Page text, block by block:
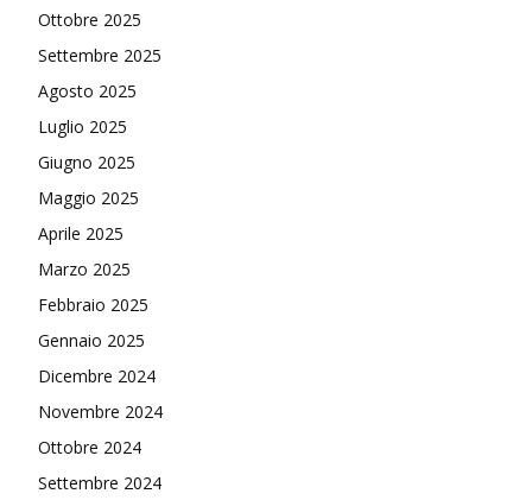
Ottobre 2025
Settembre 2025
Agosto 2025
Luglio 2025
Giugno 2025
Maggio 2025
Aprile 2025
Marzo 2025
Febbraio 2025
Gennaio 2025
Dicembre 2024
Novembre 2024
Ottobre 2024
Settembre 2024